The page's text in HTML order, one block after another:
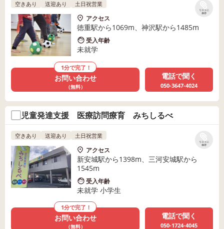
リストに
保存
空きあり 送迎あり 土日祝営業
アクセス
徳重駅から1069m、神沢駅から1485m
受入年齢
未就学
1分で完了！
お問い合わせ
（無料）
電話で聞く
050-3647-4024
児童発達支援 医療訪問療育 みちしるべ
リストに
保存
空きあり 送迎あり 土日祝営業
アクセス
新安城駅から1398m、三河安城駅から
1545m
受入年齢
未就学 小学生
1分で完了！
お問い合わせ
（無料）
電話で聞く
050-1724-4045